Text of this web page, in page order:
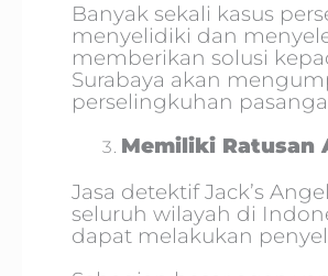
Banyak sekali kasus
menyelidiki dan
memberikan solusi
Surabaya akan
perselingkuhan
Memiliki Ratusan
Jasa detektif Jack’s
seluruh wilayah di
dapat melakukan